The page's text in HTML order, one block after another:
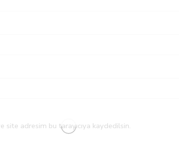
site adresim bu tarayıcıya kaydedilsin.